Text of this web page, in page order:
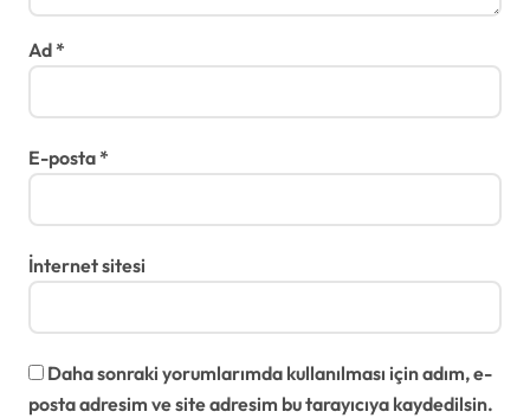
Ad*
E-posta*
İnternet sitesi
Daha sonraki yorumlarımda kullanılması için adım, e-
posta adresim ve site adresim bu tarayıcıya kaydedilsin.